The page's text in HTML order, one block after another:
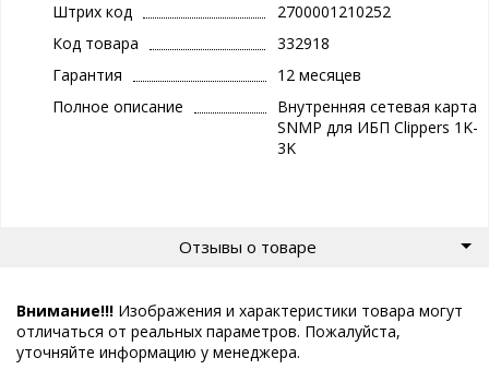
Штрих код
2700001210252
Код товара
332918
Гарантия
12 месяцев
Полное описание
Внутренняя сетевая карта
SNMP для ИБП Clippers 1K-
3K
Отзывы о товаре
Внимание!!! Изображения и характеристики товара могут
отличаться от реальных параметров. Пожалуйста,
уточняйте информацию у менеджера.